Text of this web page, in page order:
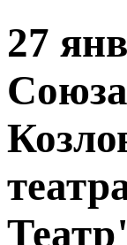
27